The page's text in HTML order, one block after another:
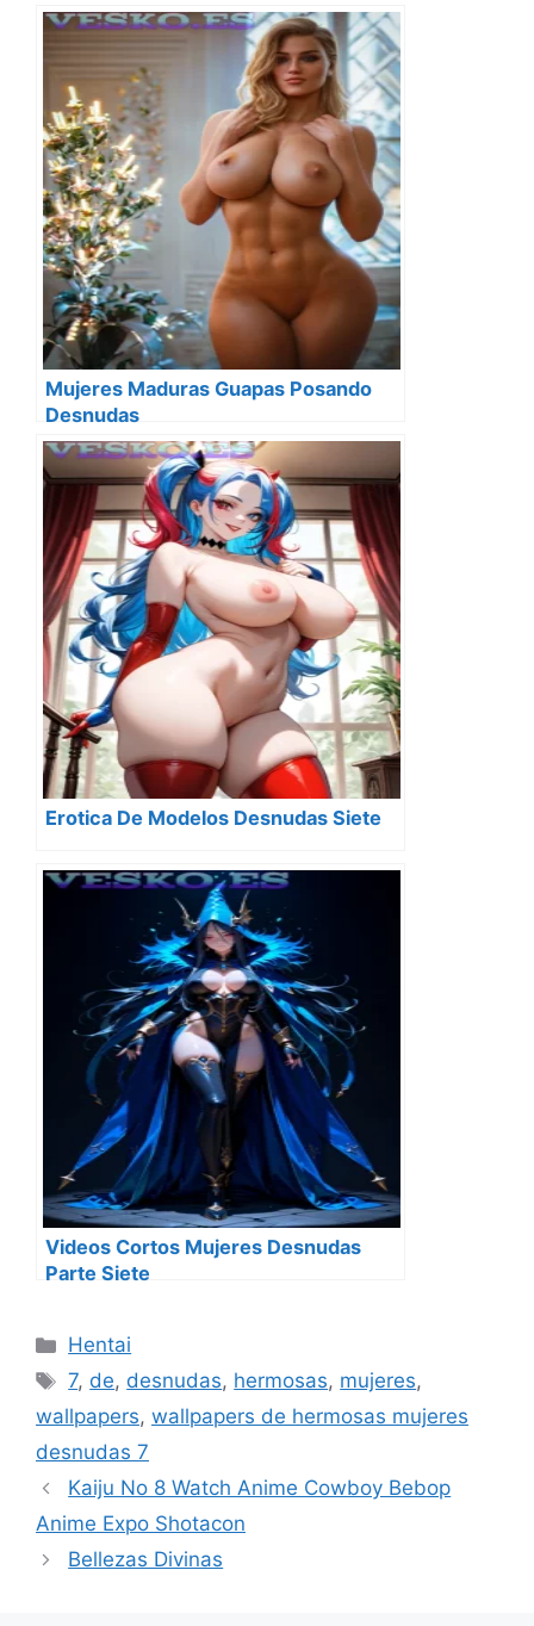
Mujeres Maduras Guapas Posando
Desnudas
Erotica De Modelos Desnudas Siete
Videos Cortos Mujeres Desnudas
Parte Siete
Categorías
Hentai
Etiquetas
7, de, desnudas, hermosas, mujeres,
wallpapers, wallpapers de hermosas mujeres
desnudas 7
Kaiju No 8 Watch Anime Cowboy Bebop
Anime Expo Shotacon
Bellezas Divinas